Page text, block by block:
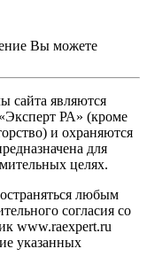
Вы можете
сайта являются
РА» (кроме
и охраняются
для
целях.
любым
согласия со
www.raexpert.ru
указанных